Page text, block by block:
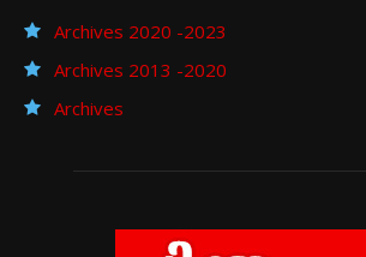
Archives 2020 -2023
Archives 2013 -2020
Archives